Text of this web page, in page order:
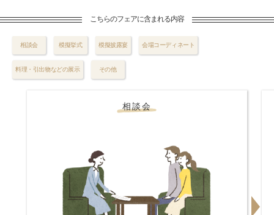
こちらのフェアに含まれる内容
相談会 模擬挙式 模擬披露宴 会場コーディネート
料理・引出物などの展示 その他
相談会